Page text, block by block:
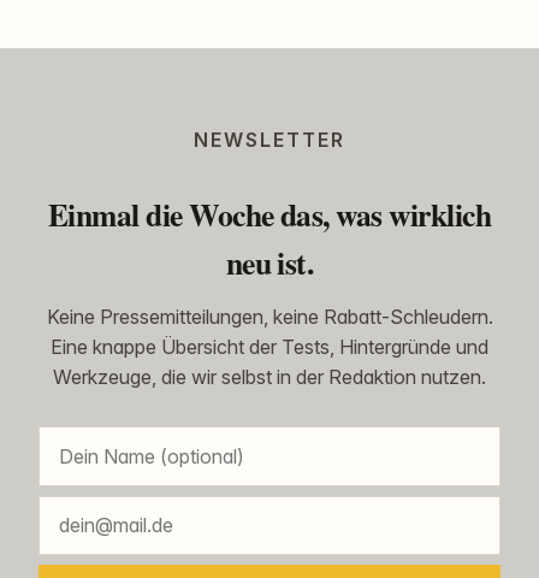
NEWSLETTER
Einmal die Woche das, was wirklich
neu ist.
Keine Pressemitteilungen, keine Rabatt-Schleudern.
Eine knappe Übersicht der Tests, Hintergründe und
Werkzeuge, die wir selbst in der Redaktion nutzen.